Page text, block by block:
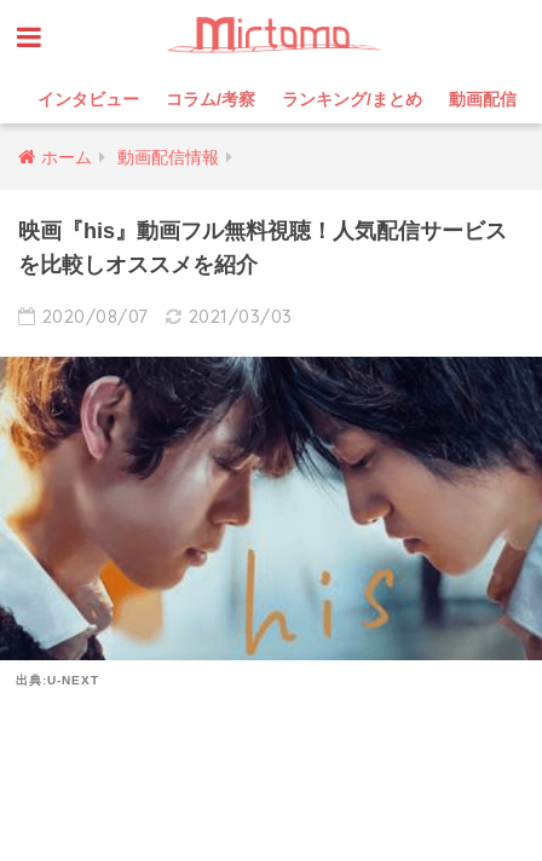
インタビュー コラム/考察 ランキング/まとめ 動画配信
ホーム 動画配信情報
映画『his』動画フル無料視聴！人気配信サービス
を比較しオススメを紹介
2020/08/07 2021/03/03
出典:U-NEXT